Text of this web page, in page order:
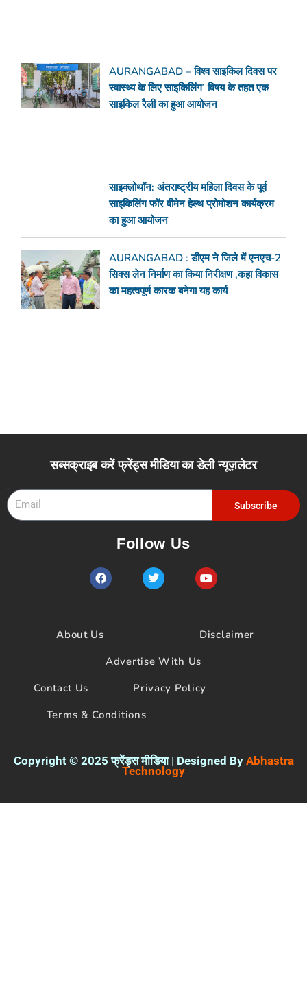
AURANGABAD – विश्व साइकिल दिवस पर
स्वास्थ्य के लिए साइकिलिंग’ विषय के तहत एक
साइकिल रैली का हुआ आयोजन
साइक्लोथॉन: अंतराष्ट्रीय महिला दिवस के पूर्व
साइकिलिंग फॉर वीमेन हेल्थ प्रोमोशन कार्यक्रम
का हुआ आयोजन
AURANGABAD : डीएम ने जिले में एनएच-2
सिक्स लेन निर्माण का किया निरीक्षण ,कहा विकास
का महत्वपूर्ण कारक बनेगा यह कार्य
सब्सक्राइब करें फ्रेंड्स मीडिया का डेली न्यूज़लेटर
Subscribe
Follow Us
F
a
c
o
T
w
i
Y
o
u
e
About Us
Disclaimer
Advertise With Us
Contact Us
Privacy Policy
Terms & Conditions
Copyright © 2025 फ्रेंड्स मीडिया | Designed By Abhastra
Technology